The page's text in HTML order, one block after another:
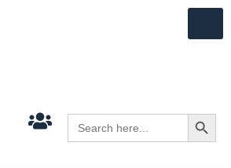
Search
for:
Search